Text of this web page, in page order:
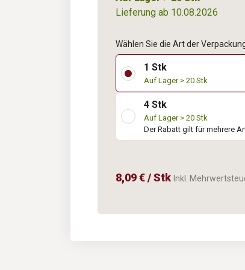
Lieferung ab 10.08.2026
Wählen Sie die Art der
1 Stk
Auf Lager > 20 Stk
4 Stk
Auf Lager > 20 Stk
Der Rabatt gilt für mehrere
8,09 € / Stk Inkl.